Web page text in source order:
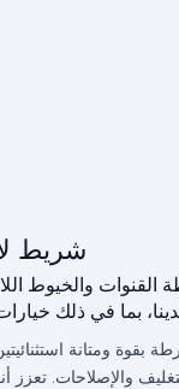
شريط
والخيوط
بقوة ومتانة
والإصلاحات. تعزز